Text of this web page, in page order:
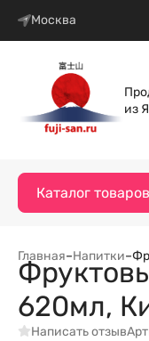
Москва
из
Каталог товаров
Главная–Напитки–
620мл,
Написать отзыв